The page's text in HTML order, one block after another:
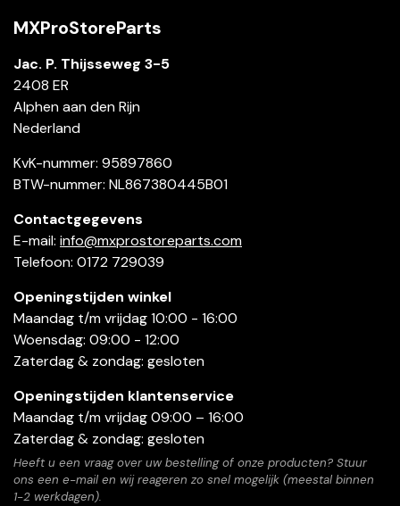
MXProStoreParts
Jac. P. Thijsseweg 3-5
2408 ER
Alphen aan den Rijn
Nederland
KvK-nummer: 95897860
BTW-nummer: NL867380445B01
Contactgegevens
E-mail: info@mxprostoreparts.com
Telefoon: 0172 729039
Openingstijden winkel
Maandag t/m vrijdag 10:00 - 16:00
Woensdag: 09:00 - 12:00
Zaterdag & zondag: gesloten
Openingstijden klantenservice
Maandag t/m vrijdag 09:00 – 16:00
Zaterdag & zondag: gesloten
Heeft u een vraag over uw bestelling of onze producten? Stuur
ons een e-mail en wij reageren zo snel mogelijk (meestal binnen
1-2 werkdagen).